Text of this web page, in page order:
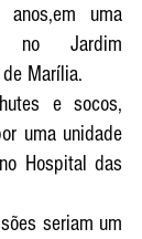
uma
no Jardim
Marília.
e socos,
uma unidade
Hospital das
seriam um